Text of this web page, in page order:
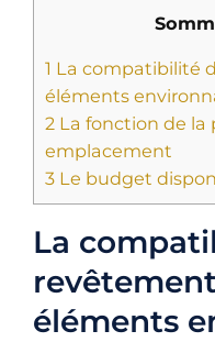
1 La compatibilité
éléments
2 La fonction de la
emplacement
3 Le budget
La
éléments